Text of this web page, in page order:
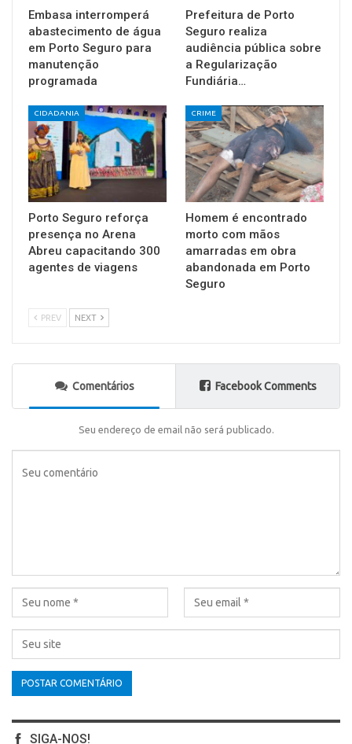
Embasa interromperá
abastecimento de água
em Porto Seguro para
manutenção
programada
Prefeitura de Porto
Seguro realiza
audiência pública sobre
a Regularização
Fundiária…
CIDADANIA
Porto Seguro reforça
presença no Arena
Abreu capacitando 300
agentes de viagens
CRIME
Homem é encontrado
morto com mãos
amarradas em obra
abandonada em Porto
Seguro
PREV NEXT
Comentários Facebook Comments
Seu endereço de email não será publicado.
SIGA-NOS!